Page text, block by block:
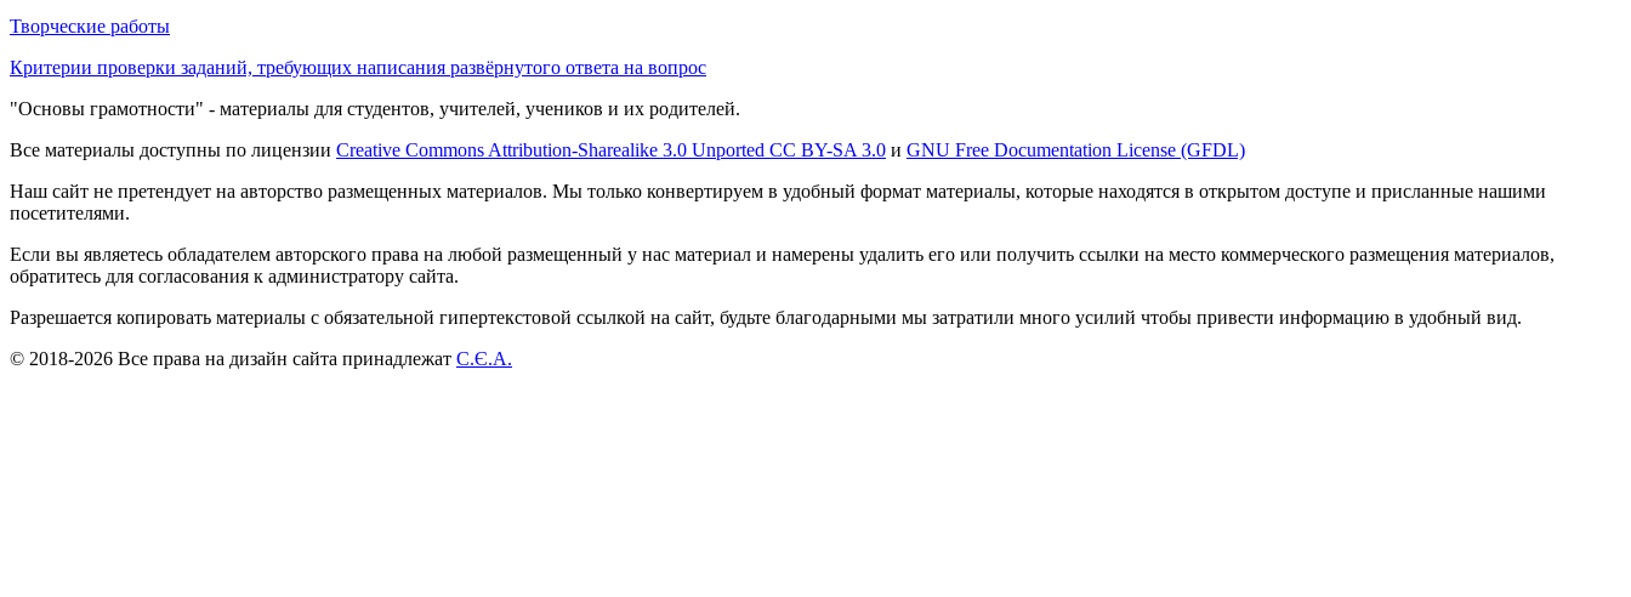
Творческие работы
Критерии проверки заданий, требующих написания развёрнутого ответа на вопрос
"Основы грамотности" - материалы для студентов, учителей, учеников и их родителей.
Все материалы доступны по лицензии Creative Commons Attribution-Sharealike 3.0 Unported CC BY-SA 3.0 и GNU Free Documentation License (GFDL)
Наш сайт не претендует на авторство размещенных материалов. Мы только конвертируем в удобный формат материалы, которые находятся в открытом доступе и присланные нашими
посетителями.
Если вы являетесь обладателем авторского права на любой размещенный у нас материал и намерены удалить его или получить ссылки на место коммерческого размещения материалов,
обратитесь для согласования к администратору сайта.
Разрешается копировать материалы с обязательной гипертекстовой ссылкой на сайт, будьте благодарными мы затратили много усилий чтобы привести информацию в удобный вид.
© 2018-2026 Все права на дизайн сайта принадлежат С.Є.А.